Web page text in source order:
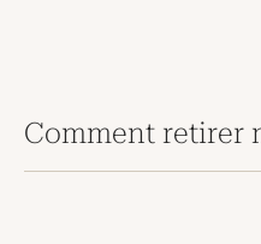
Comment retirer